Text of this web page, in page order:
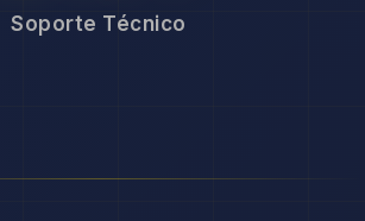
Soporte Técnico